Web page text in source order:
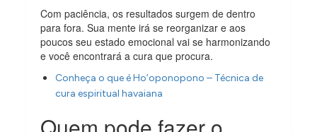
Com paciência, os resultados surgem de dentro
para fora. Sua mente irá se reorganizar e aos
poucos seu estado emocional vai se harmonizando
e você encontrará a cura que procura.
Conheça o que é Ho’oponopono – Técnica de
cura espiritual havaiana